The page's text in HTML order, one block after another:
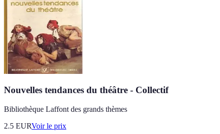
Nouvelles tendances du théâtre - Collectif
Bibliothèque Laffont des grands thèmes
2.5 EURVoir le prix